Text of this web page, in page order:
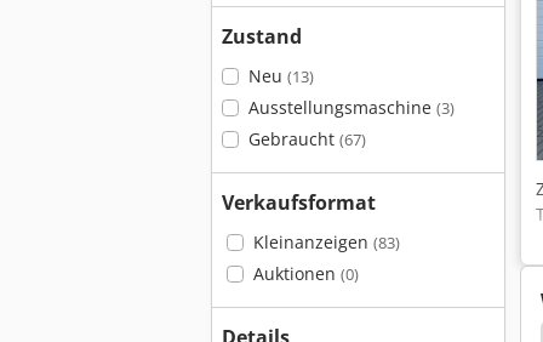
Zustand
Neu (13)
Ausstellungsmaschine (3)
Gebraucht (67)
Verkaufsformat
Kleinanzeigen (83)
Auktionen (0)